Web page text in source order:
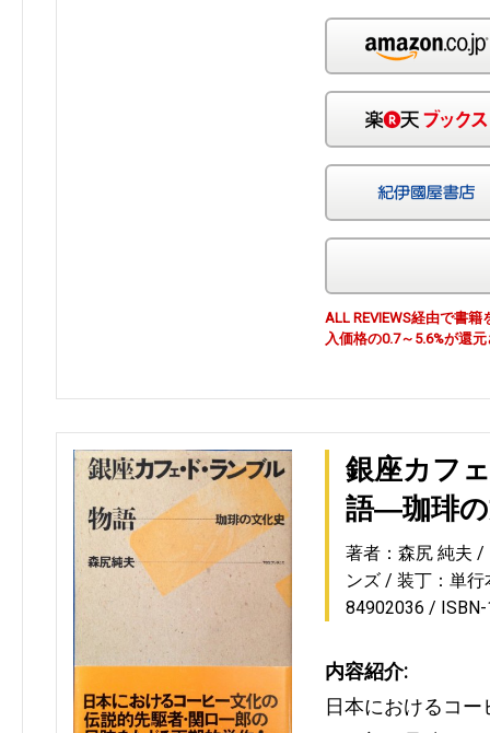
ALL REVIEWS経由で書
入価格の0.7～5.6%が還
銀座カフ
語―珈琲
著者：森尻 純夫
ンズ
装丁：単行
84902036
内容紹介:
日本におけるコ